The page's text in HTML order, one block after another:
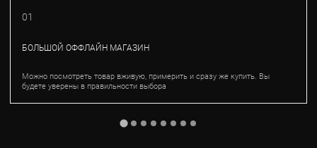
01
БОЛЬШОЙ ОФФЛАЙН МАГАЗИН
Можно посмотреть товар вживую, примерить и сразу же купить. Вы
будете уверены в правильности выбора